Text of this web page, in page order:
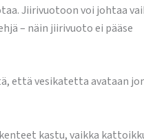
Jiirivuotoon voi johtaa
– näin jiirivuoto ei pääse
että vesikatetta avataan
kastu, vaikka